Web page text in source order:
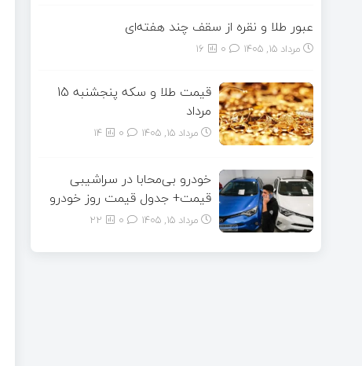
عبور طلا و نقره از سقف چند هفته‌ای
مرداد ۱۵, ۱۴۰۵ 16
قیمت طلا و سکه پنجشنبه 15
مرداد
مرداد ۱۵, ۱۴۰۵ 14
خودرو بی‌محابا در سراشیبی
قیمت+ جدول قیمت روز خودرو
مرداد ۱۵, ۱۴۰۵ 22